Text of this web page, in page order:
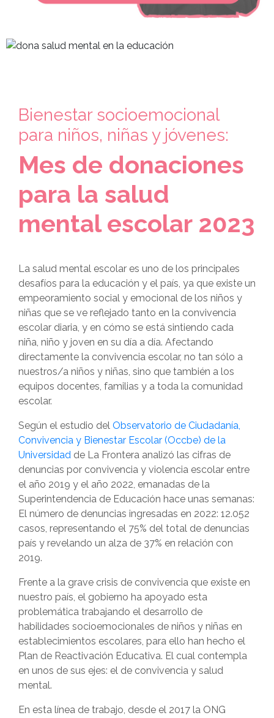
Bienestar socioemocional
para niños, niñas y jóvenes:
Mes de donaciones
para la salud
mental escolar 2023
La salud mental escolar es uno de los principales
desafíos para la educación y el país, ya que existe un
empeoramiento social y emocional de los niños y
niñas que se ve reflejado tanto en la convivencia
escolar diaria, y en cómo se está sintiendo cada
niña, niño y joven en su día a día. Afectando
directamente la convivencia escolar, no tan sólo a
nuestros/a niños y niñas, sino que también a los
equipos docentes, familias y a toda la comunidad
escolar.
Según el estudio del Observatorio de Ciudadanía,
Convivencia y Bienestar Escolar (Occbe) de la
Universidad de La Frontera analizó las cifras de
denuncias por convivencia y violencia escolar entre
el año 2019 y el año 2022, emanadas de la
Superintendencia de Educación hace unas semanas:
El número de denuncias ingresadas en 2022: 12.052
casos, representando el 75% del total de denuncias
país y revelando un alza de 37% en relación con
2019.
Frente a la grave crisis de convivencia que existe en
nuestro país, el gobierno ha apoyado esta
problemática trabajando el desarrollo de
habilidades socioemocionales de niños y niñas en
establecimientos escolares, para ello han hecho el
Plan de Reactivación Educativa. El cual contempla
en unos de sus ejes: el de convivencia y salud
mental.
En esta línea de trabajo, desde el 2017 la ONG